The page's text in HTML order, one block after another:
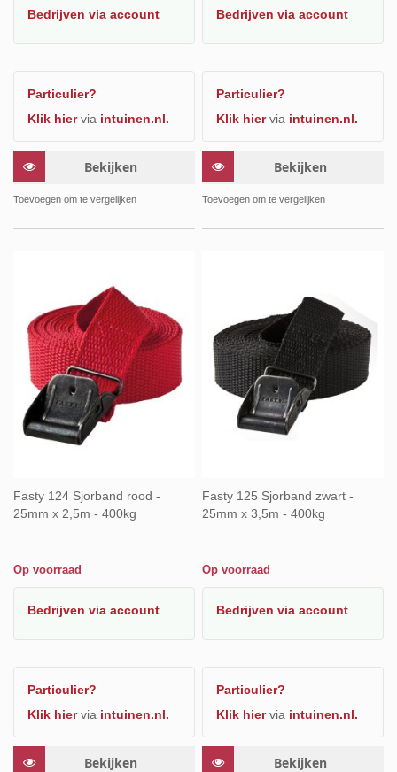
Bedrijven via account
Particulier?
Klik hiervia intuinen.nl.
Bekijken
Toevoegen om te vergelijken
Bedrijvenvia account
Particulier?
Klik hiervia intuinen.nl.
Bekijken
Toevoegen om te vergelijken
Fasty 124 Sjorband rood -
25mm x 2,5m - 400kg
Op voorraad
Bedrijven via account
Particulier?
Klik hiervia intuinen.nl.
Bekijken
Fasty 125 Sjorband zwart -
25mm x 3,5m - 400kg
Op voorraad
Bedrijvenvia account
Particulier?
Klik hiervia intuinen.nl.
Bekijken